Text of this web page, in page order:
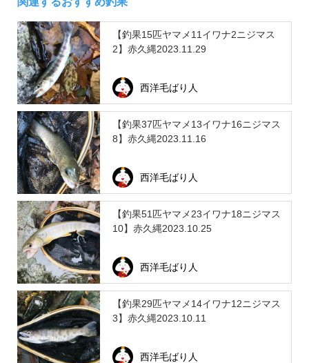
【釣果15匹ヤマメ11イワナ2ニジマス
2】赤久縄2023.11.29
西洋毛ばり人
【釣果37匹ヤマメ13イワナ16ニジマス
8】赤久縄2023.11.16
西洋毛ばり人
【釣果51匹ヤマメ23イワナ18ニジマス
10】赤久縄2023.10.25
西洋毛ばり人
【釣果29匹ヤマメ14イワナ12ニジマス
3】赤久縄2023.10.11
西洋毛ばり人